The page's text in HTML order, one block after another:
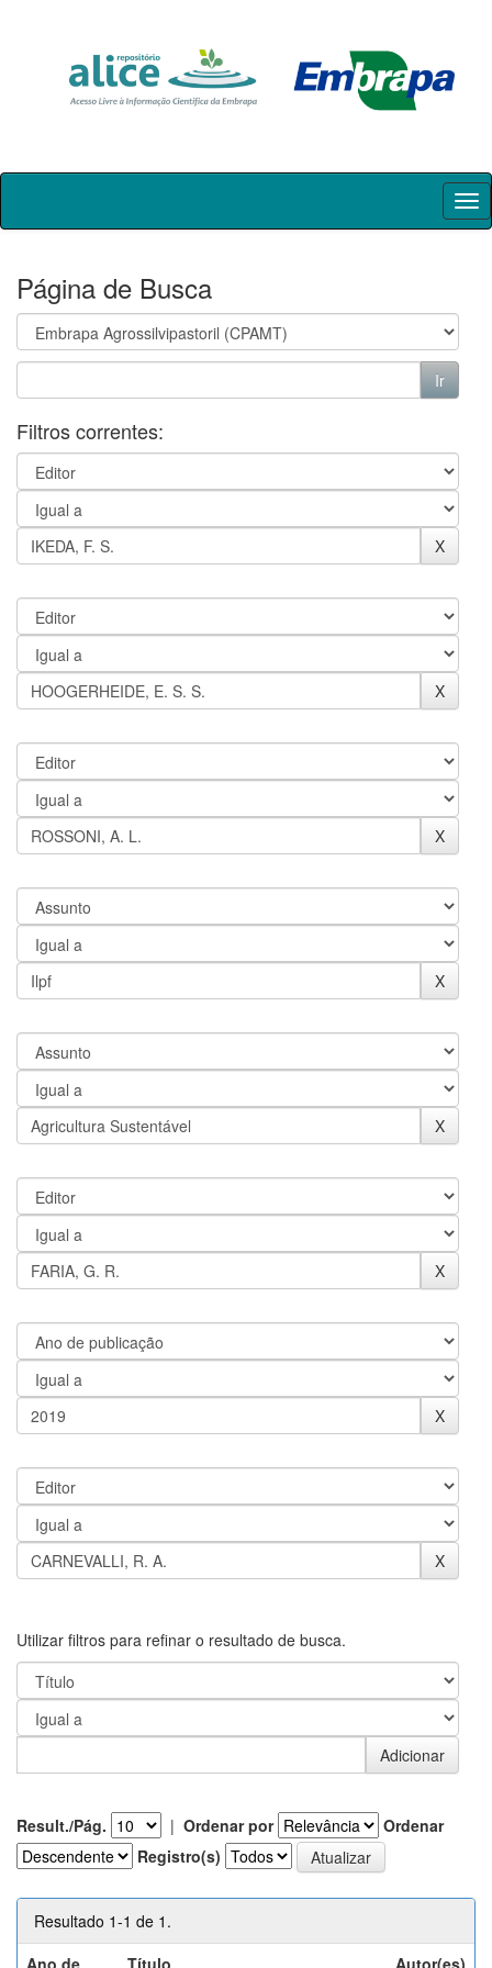
Skip
Página de Busca
Filtros correntes:
Utilizar filtros para refinar o resultado de busca.
Result./Pág. | Ordenar por
Ordenar
Registro(s)
Resultado 1-1 de 1.
Ano de
Título Autor(es)